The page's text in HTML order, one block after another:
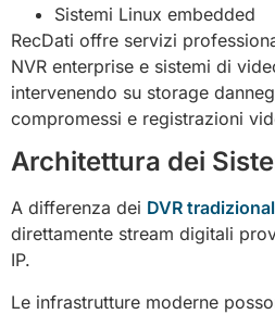
Sistemi Linux embedded
RecDati offre servizi
NVR enterprise e sistemi di
intervenendo su storage
compromessi e registrazioni
Architettura dei
A differenza dei DVR
direttamente stream digitali
IP.
Le infrastrutture moderne